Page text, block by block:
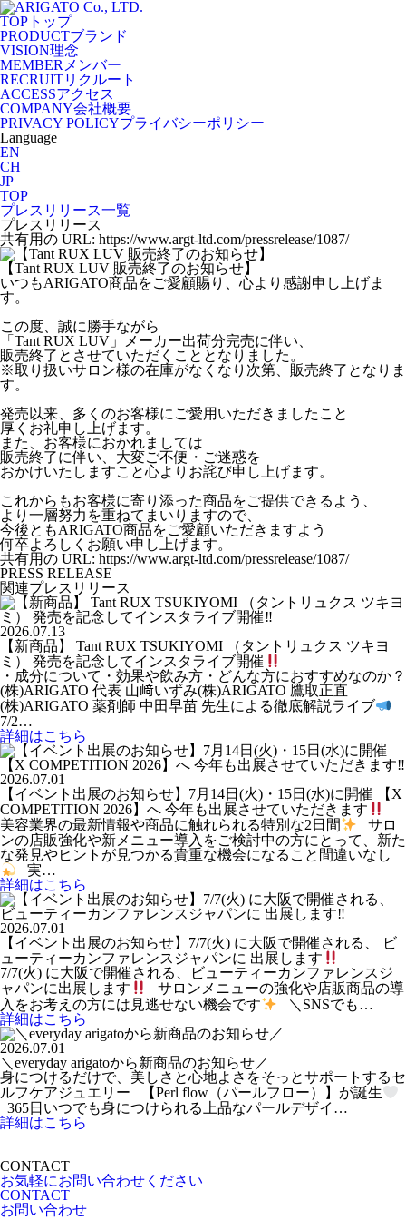
TOP トップ
PRODUCTブランド
VISION理念
MEMBER メンバー
RECRUITリクルート
ACCESSアクセス
COMPANY会社概要
PRIVACY POLICYプライバシーポリシー
Language
EN
CH
JP
TOP
プレスリリース一覧
プレスリリース
共有用の URL: https://www.argt-ltd.com/pressrelease/1087/
【Tant RUX LUV 販売終了のお知らせ】
いつもARIGATO商品をご愛顧賜り、心より感謝申し上げま
す。
この度、誠に勝手ながら
「Tant RUX LUV」メーカー出荷分完売に伴い、
販売終了とさせていただくこととなりました。
※取り扱いサロン様の在庫がなくなり次第、販売終了となりま
す。
発売以来、多くのお客様にご愛用いただきましたこと
厚くお礼申し上げます。
また、お客様におかれましては
販売終了に伴い、大変ご不便・ご迷惑を
おかけいたしますこと心よりお詫び申し上げます。
これからもお客様に寄り添った商品をご提供できるよう、
より一層努力を重ねてまいりますので、
今後ともARIGATO商品をご愛顧いただきますよう
何卒よろしくお願い申し上げます。
共有用の URL: https://www.argt-ltd.com/pressrelease/1087/
PRESS RELEASE
関連プレスリリース
2026.07.13
【新商品】 Tant RUX TSUKIYOMI （タントリュクス ツキヨ
ミ） 発売を記念してインスタライブ開催
・成分について・効果や飲み方・どんな方におすすめなのか？
(株)ARIGATO 代表 山﨑いずみ(株)ARIGATO 鷹取正直
(株)ARIGATO 薬剤師 中田早苗 先生による徹底解説ライブ
7/2…
詳細はこちら
2026.07.01
【イベント出展のお知らせ】7月14日(火)・15日(水)に開催 【X
COMPETITION 2026】へ 今年も出展させていただきます
美容業界の最新情報や商品に触れられる特別な2日間
サロ
ンの店販強化や新メニュー導入をご検討中の方にとって、新た
な発見やヒントが見つかる貴重な機会になること間違いなし
実…
詳細はこちら
2026.07.01
【イベント出展のお知らせ】7/7(火) に大阪で開催される、 ビ
ューティーカンファレンスジャパンに 出展します
7/7(火) に大阪で開催される、ビューティーカンファレンスジ
ャパンに出展します
サロンメニューの強化や店販商品の導
入をお考えの方には見逃せない機会です
＼SNSでも…
詳細はこちら
2026.07.01
＼everyday arigatoから新商品のお知らせ／
身につけるだけで、美しさと心地よさをそっとサポートするセ
ルフケアジュエリー 【Perl flow（パールフロー）】が誕生
365日いつでも身につけられる上品なパールデザイ…
詳細はこちら
CONTACT
お気軽にお問い合わせください
CONTACT
お問い合わせ